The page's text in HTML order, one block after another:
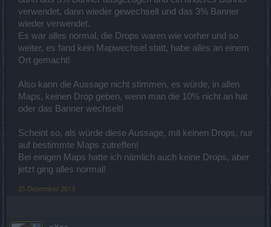
verwendet, dann wieder gewechselt und das 3% Banner
wieder verwendet.
Es war alles normal, die Drops waren wie vorher und so
weiter, es fand kein Mapwechsel statt, habe alles an einem
Ort gemacht!
Also kann die Aussage nicht stimmen, es würde, in allen
Maps, keinen Drop geben, wenn man die 10% nicht an hat
oder das Banner wechselt!
Scheint so, als würde diese Aussage, mit keinen Drops, nur
auf bestimmte Maps zutreffen!
Bei einigen Maps hatte ich nämlich auch keine Drops, aber
jetzt ging alles normal!
25 Dezember 2013